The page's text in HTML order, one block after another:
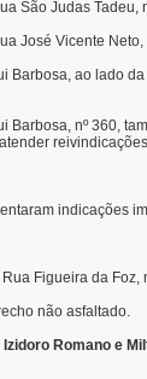
São Judas Tadeu,
José Vicente
Barbosa, ao lado
Barbosa, nº 360,
indicações
Figueira da
não asfaltado.
Romano e